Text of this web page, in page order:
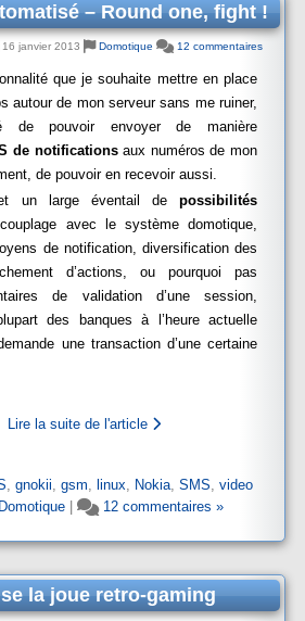
– Round one, fight !
16 janvier 2013 Domotique 12 commentaires
que je souhaite mettre en place
autour de mon serveur sans me ruiner,
de pouvoir envoyer de manière
de notificationsaux numéros de mon
de pouvoir en recevoir aussi.
un large éventail de possibilités
avec le système domotique,
de notification, diversification des
d’actions, ou pourquoi pas
de validation d’une session,
des banques à l’heure actuelle
une transaction d’une certaine
Lire la suite de l'article
, gnokii, gsm, linux, Nokia, SMS, video
Domotique 12 commentaires »
la joue retro-gaming